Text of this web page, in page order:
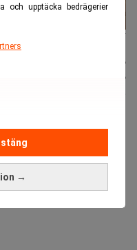
och upptäcka bedrägerier
→
dyr. Foto: Johan Nilsson/TT
07 aug. 2026
07 aug. 2026
och juli var de näst
sommaren
exempelvis
1 400 procent
i fjol.